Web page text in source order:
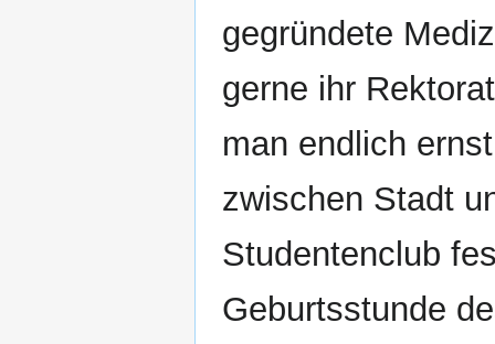
gegründete
gerne ihr
man endlich
zwischen Stadt
Studentenclub
Geburtsstunde